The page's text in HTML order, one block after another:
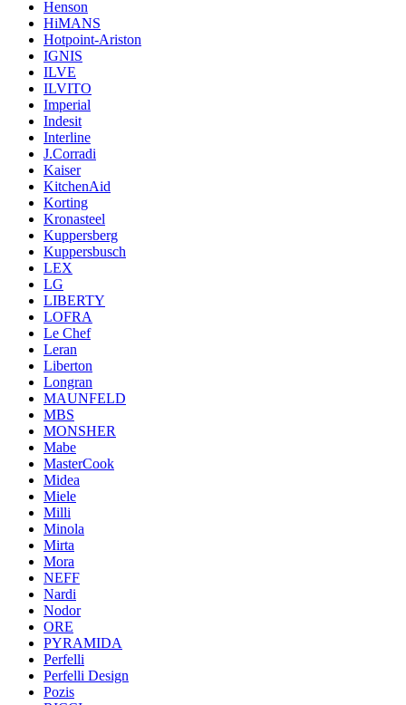
Henson
HiMANS
Hotpoint-Ariston
IGNIS
ILVE
ILVITO
Imperial
Indesit
Interline
J.Corradi
Kaiser
KitchenAid
Korting
Kronasteel
Kuppersberg
Kuppersbusch
LEX
LG
LIBERTY
LOFRA
Le Chef
Leran
Liberton
Longran
MAUNFELD
MBS
MONSHER
Mabe
MasterCook
Midea
Miele
Milli
Minola
Mirta
Mora
NEFF
Nardi
Nodor
ORE
PYRAMIDA
Perfelli
Perfelli Design
Pozis